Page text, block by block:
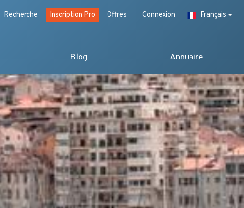
Recherche Inscription Pro Offres Connexion Français
Blog Annuaire